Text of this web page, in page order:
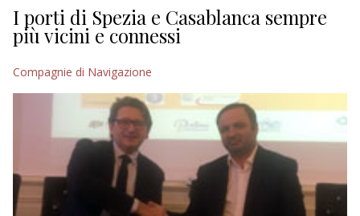
I porti di Spezia e Casablanca sempre
più vicini e connessi
Compagnie di Navigazione